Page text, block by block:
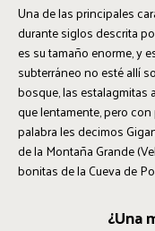
Una de las principales
durante siglos descrita
es su tamaño enorme, y
subterráneo no esté allí
bosque, las estalagmitas
que lentamente, pero
palabra les decimos
de la Montaña Grande
bonitas de la Cueva de
¿Una